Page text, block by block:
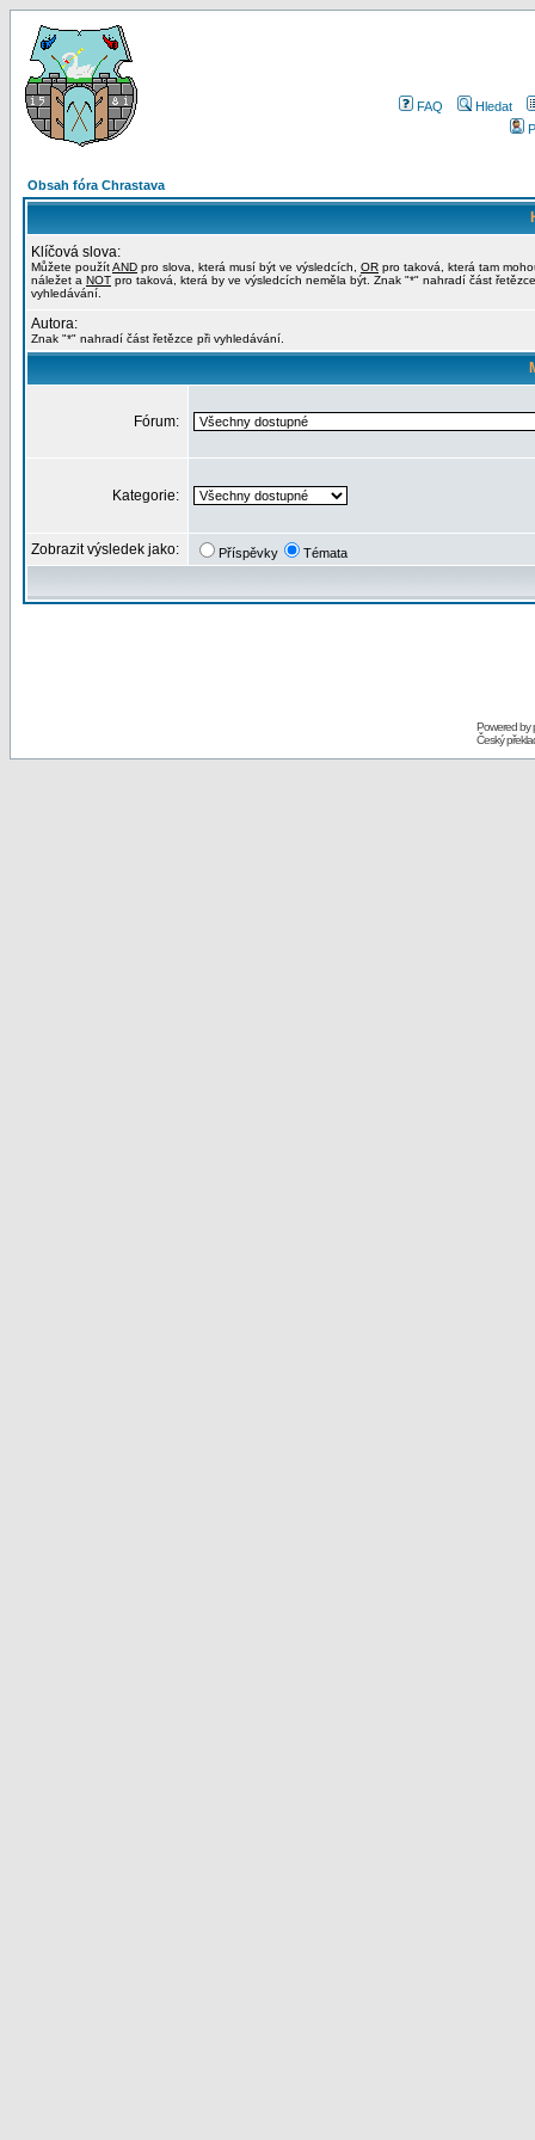
FAQ
Hledat
Obsah fóra Chrastava
Klíčová slova:
Můžete použítAND pro slova, která musí být ve výsledcích, OR pro taková, která tam
náležet a NOT pro taková, která by ve výsledcích neměla být. Znak "*" nahradí část
vyhledávání.
Autora:
Znak "*" nahradí část řetězce při vyhledávání.
Fórum:
Kategorie:
Zobrazit výsledek jako: Příspěvky Témata
Powered by
Český